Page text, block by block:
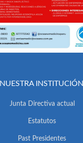
NUESTRA INSTITUCIÓN
Junta Directiva actual
Estatutos
Past Presidentes